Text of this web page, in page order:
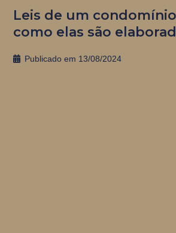
Leis de um
como elas são
Publicado em 13/08/2024